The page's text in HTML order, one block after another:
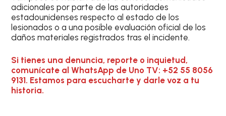
adicionales por parte de las autoridades
estadounidenses respecto al estado de los
lesionados o a una posible evaluación oficial de los
daños materiales registrados tras el incidente.
Si tienes una denuncia, reporte o inquietud,
comunícate al WhatsApp de Uno TV: +52 55 8056
9131. Estamos para escucharte y darle voz a tu
historia.